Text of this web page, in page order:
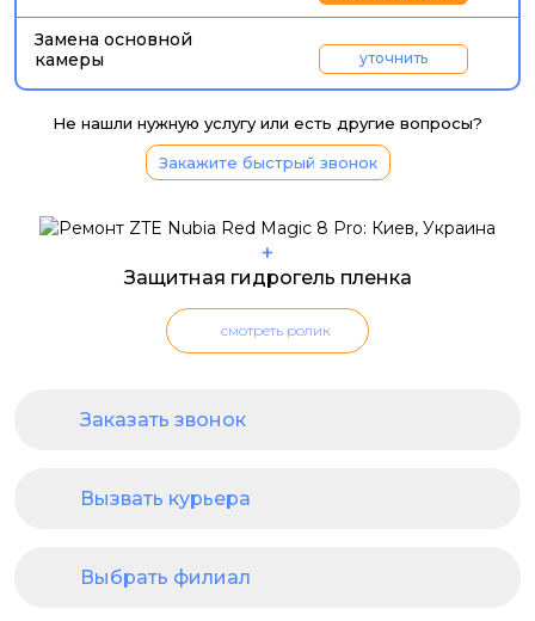
Замена основной
камеры
уточнить
Не нашли нужную услугу или есть другие вопросы?
Закажите быстрый звонок
+
Защитная гидрогель пленка
смотреть ролик
Заказать звонок
Вызвать курьера
Выбрать филиал